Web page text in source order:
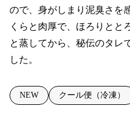
ので、身がしまり泥臭さを
くらと肉厚で、ほろりとと
と蒸してから、秘伝のタレ
した。
NEW クール便（冷凍）